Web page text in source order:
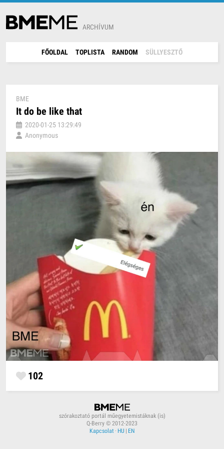
ARCHÍVUM
FŐOLDAL TOPLISTA RANDOM SÜLLYESZTŐ
BME
It do be like that
2020-01-25 13:29:49
Anonymous
102
szórakoztató portál műegyetemistáknak (is)
Q-Berry © 2012-2023
Kapcsolat · HU | EN